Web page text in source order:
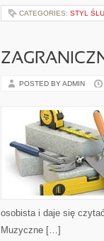
CATEGORIES: STYL
POSTED BY ADMIN
osobista i daje się
Muzyczne […]